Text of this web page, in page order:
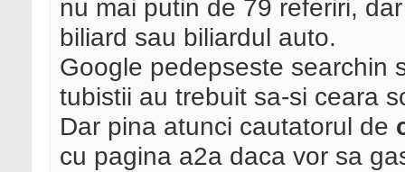
nu mai putin de 79 referiri,
biliard sau biliardul auto.
Google pedepseste searchin
tubistii au trebuit sa-si ceara
Dar pina atunci cautatorul de
cu pagina a2a daca vor sa